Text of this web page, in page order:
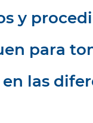
y
para
las